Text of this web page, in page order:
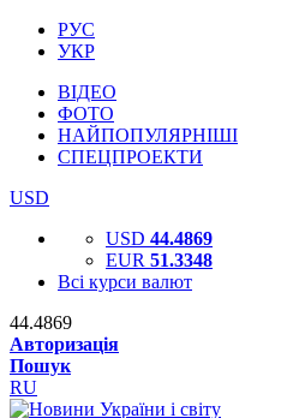
РУС
УКР
ВІДЕО
ФОТО
НАЙПОПУЛЯРНІШІ
СПЕЦПРОЕКТИ
USD
USD 44.4869
EUR 51.3348
Всі курси валют
44.4869
Авторизація
Пошук
RU